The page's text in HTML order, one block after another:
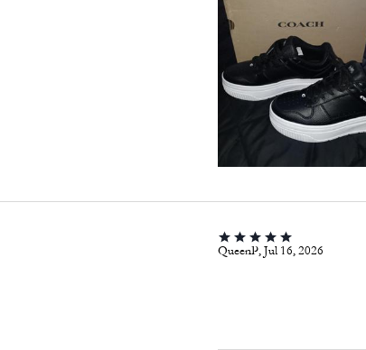
QueenP, Jul 16, 2026